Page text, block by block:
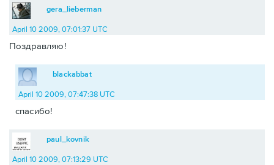
gera_lieberman
April 10 2009, 07:01:37 UTC
Поздравляю!
blackabbat
April 10 2009, 07:47:38 UTC
спасибо!
paul_kovnik
April 10 2009, 07:13:29 UTC